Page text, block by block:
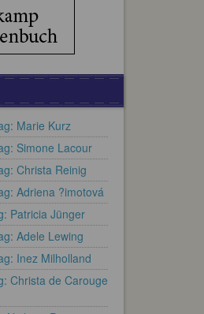
Marie Kurz
Simone Lacour
Christa Reinig
Adriena ?imotová
Patricia Jünger
Adele Lewing
Inez Milholland
Christa de Carouge